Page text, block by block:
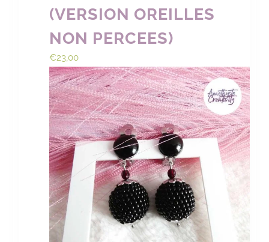
(VERSION OREILLES
NON PERCEES)
€23,00